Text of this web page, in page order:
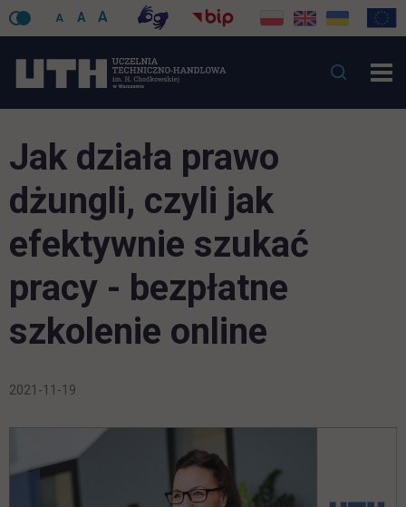
A A A
Jak działa prawo
dżungli, czyli jak
efektywnie szukać
pracy - bezpłatne
szkolenie online
2021-11-19